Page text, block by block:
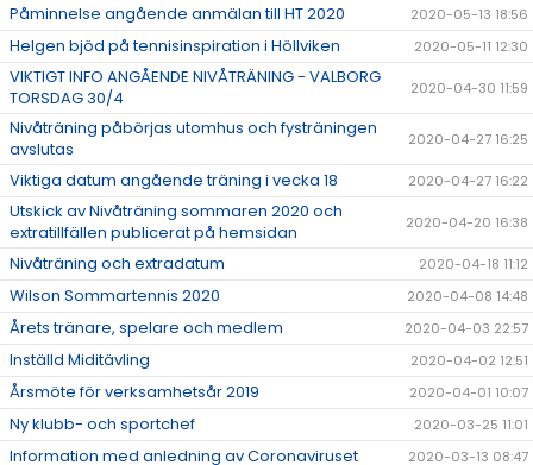
Påminnelse angående anmälan till HT 2020 2020-05-13 18:56
Helgen bjöd på tennisinspiration i Höllviken 2020-05-11 12:30
VIKTIGT INFO ANGÅENDE NIVÅTRÄNING - VALBORG
TORSDAG 30/4
2020-04-30 11:59
Nivåträning påbörjas utomhus och fysträningen
avslutas
2020-04-27 16:25
Viktiga datum angående träning i vecka 18 2020-04-27 16:22
Utskick av Nivåträning sommaren 2020 och
extratillfällen publicerat på hemsidan
2020-04-20 16:38
Nivåträning och extradatum 2020-04-18 11:12
Wilson Sommartennis 2020 2020-04-08 14:48
Årets tränare, spelare och medlem 2020-04-03 22:57
Inställd Miditävling 2020-04-02 12:51
Årsmöte för verksamhetsår 2019 2020-04-01 10:07
Ny klubb- och sportchef 2020-03-25 11:01
Information med anledning av Coronaviruset 2020-03-13 08:47